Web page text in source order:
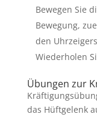
Bewegen Sie
Bewegung,
den
Wiederholen
Übungen zur
das Hüftgelenk